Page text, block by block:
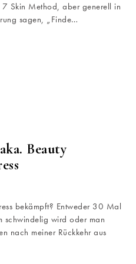
Skin Method, aber generell in
sagen, „Finde…
Beauty
bekämpft? Entweder 30 Mal
schwindelig wird oder man
nach meiner Rückkehr aus